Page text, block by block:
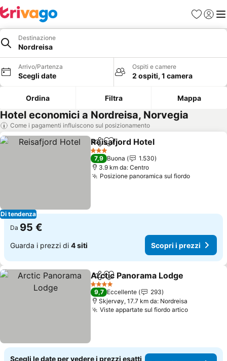
PreferitiAccedi
Destinazione
Nordreisa
Arrivo/Partenza
Scegli date
Ospiti e camere
2 ospiti, 1 camera
Ordina Filtra Mappa
Hotel economici a Nordreisa, Norvegia
Come i pagamenti influiscono sul posizionamento
Di tendenza
CondividiAggiungi ai preferiti
Reisafjord Hotel
3 Stelle
7,9 Buona
1.530
3.9 km da: Centro
Posizione panoramica sul fiordoScopri i
Da 95 €
Guarda i prezzi di 4 siti Scopri i prezzi
CondividiAggiungi ai preferiti
Arctic Panorama Lodge
4 Stelle
9,7 Eccellente
293
Skjervøy, 17.7 km da: Nordreisa
Viste appartate sul fiordo articoScopri i
Scegli le date per vedere i prezzi esatti